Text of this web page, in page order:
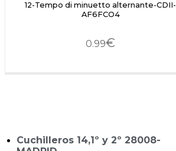
12-Tempo di minuetto alternante-CDII-
AF6FCO4
0.99€
Cuchilleros 14,1º y 2º 28008-